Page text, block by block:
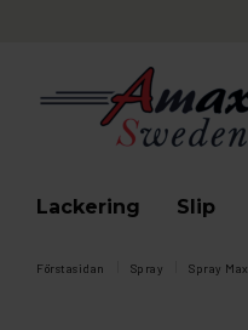
Lackering Slip
Förstasidan Spray Spray Max